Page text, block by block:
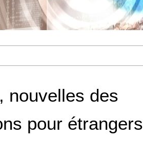
nouvelles des
pour étrangers